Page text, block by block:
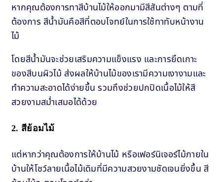
หากคุณต้องการทาสีบ้านไม้ให้ออกมามีสีสันต่างๆ ตามที่
ต้องการ สีน้ำมันคือสีที่ตอบโจทย์ในการใช้ทาทับหน้างาน
ไม้
โดยสีน้ำมันจะช่วยเสริมความแข็งแรง และการยึดเกาะ
ของสีบนผิวไม้ ส่งผลให้บ้านไม้ของเรามีความเงางามและ
ทำความสะอาดได้ง่ายขึ้น รวมถึงช่วยปกปิดเนื้อไม้ให้สี
สวยงามสม่ำเสมอได้ด้วย
2. สีย้อมไม้
แต่หากว่าคุณต้องการให้บ้านไม้ หรือเฟอร์นิเจอร์ไม้ภายใน
บ้านให้โชว์ลายเนื้อไม้เดิมที่มีความสวยงามชัดเจนยิ่งขึ้น สี